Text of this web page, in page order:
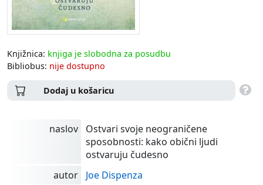
Knjižnica: knjiga je slobodna za posudbu
Bibliobus: nije dostupno
Dodaj u košaricu
naslov
Ostvari svoje neograničene
sposobnosti: kako obični ljudi
ostvaruju čudesno
autor
Joe Dispenza